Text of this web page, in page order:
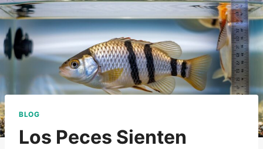
BLOG
Los Peces Sienten